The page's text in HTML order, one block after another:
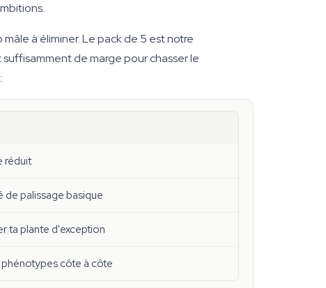
à éliminer. Le pack de 5 est notre
de marge pour chasser le
réduit
palissage basique
ta plante d'exception
côte à côte